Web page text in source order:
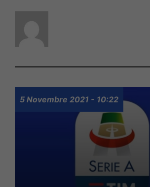
5 Novembre 2021 - 10:22